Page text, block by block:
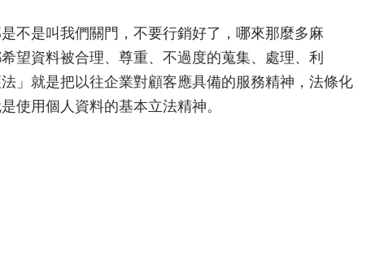
不是叫我們關門，不要行銷好了，哪來那麼多麻
望資料被合理、尊重、不過度的蒐集、處理、利
」就是把以往企業對顧客應具備的服務精神，法條化
使用個人資料的基本立法精神。